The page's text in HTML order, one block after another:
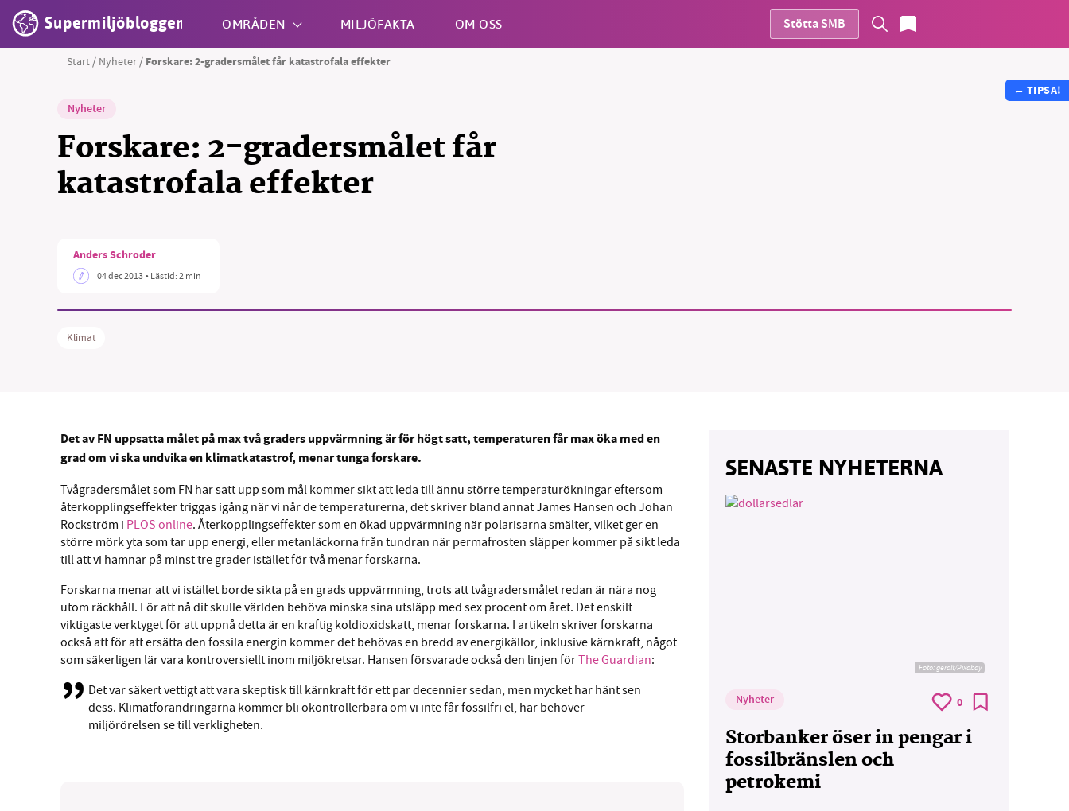
Supermiljöbloggen OMRÅDEN MILJÖFAKTA OM OSS Stötta SMB
Start / Nyheter / Forskare: 2-gradersmålet får katastrofala effekter
Nyheter
Forskare: 2-gradersmålet får
katastrofala effekter
Anders Schroder
04 dec 2013• Lästid:2 min
Klimat
Det av FN uppsatta målet på max två graders uppvärmning är för högt satt, temperaturen får max öka med en
grad om vi ska undvika en klimatkatastrof, menar tunga forskare.
Tvågradersmålet som FN har satt upp som mål kommer sikt att leda till ännu större temperaturökningar eftersom
återkopplingseffekter triggas igång när vi når de temperaturerna, det skriver bland annat James Hansen och Johan
Rockström i PLOS online. Återkopplingseffekter som en ökad uppvärmning när polarisarna smälter, vilket ger en
större mörk yta som tar upp energi, eller metanläckorna från tundran när permafrosten släpper kommer på sikt leda
till att vi hamnar på minst tre grader istället för två menar forskarna.
Forskarna menar att vi istället borde sikta på en grads uppvärmning, trots att tvågradersmålet redan är nära nog
utom räckhåll. För att nå dit skulle världen behöva minska sina utsläpp med sex procent om året. Det enskilt
viktigaste verktyget för att uppnå detta är en kraftig koldioxidskatt, menar forskarna. I artikeln skriver forskarna
också att för att ersätta den fossila energin kommer det behövas en bredd av energikällor, inklusive kärnkraft, något
som säkerligen lär vara kontroversiellt inom miljökretsar. Hansen försvarade också den linjen förThe Guardian:
Det var säkert vettigt att vara skeptisk till kärnkraft för ett par decennier sedan, men mycket har hänt sen
dess. Klimatförändringarna kommer bli okontrollerbara om vi inte får fossilfri el, här behöver
miljörörelsen se till verkligheten.
SENASTE NYHETERNA
Foto:geralt/Pixabay
Nyheter 0
Storbanker öser in pengar i
fossilbränslen och
petrokemi
← TIPSA!